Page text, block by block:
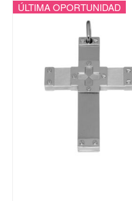
ÚLTIMA OPORTUNIDAD